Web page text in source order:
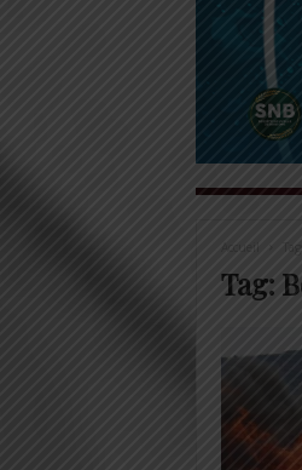
Accueil Tags
Tag: